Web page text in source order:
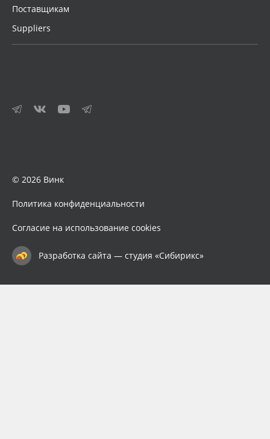
Поставщикам
Suppliers
© 2026 Винк
Политика конфиденциальности
Согласие на использование cookies
Разработка сайта — студия «Сибирикс»